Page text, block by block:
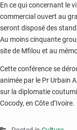
En ce qui concernant le
commercial ouvert au
seront disposé des
Au moins cinquante
site de Mfilou et au
Cette conférence se
animée par le Pr Urbain
sur la diplomatie
Cocody, en Côte d’Ivoire.